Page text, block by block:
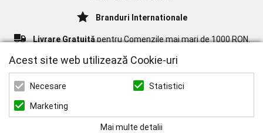
Branduri Internationale
Livrare Gratuităpentru Comenzile mai mari de 1000 RON.
CUI: 39022519
Acest site web utilizează Cookie-uri
Necesare Statistici
Marketing
Mai multe detalii